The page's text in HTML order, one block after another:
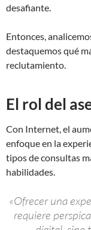
desafiante.
Entonces,
destaquemos qué
reclutamiento.
El rol del
Con Internet, el
enfoque en la
tipos de consultas
habilidades.
«Ofrecer una
requiere